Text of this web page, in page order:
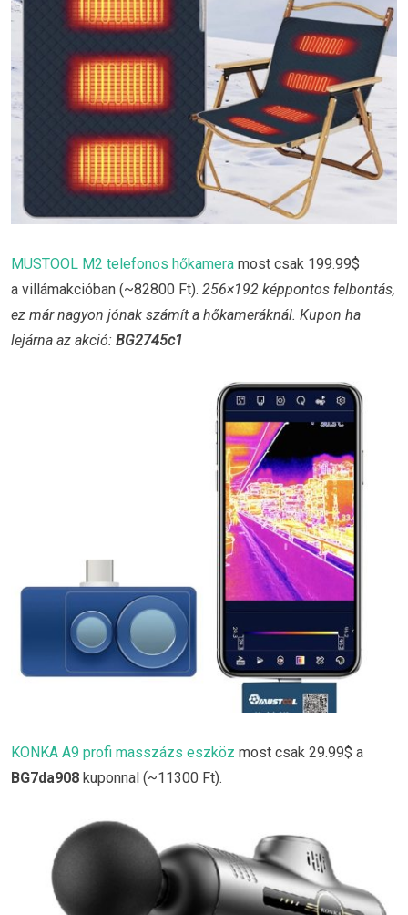
MUSTOOL M2 telefonos hőkamera most csak 199.99$
a villámakcióban (~82800 Ft). 256×192 képpontos felbontás,
ez már nagyon jónak számít a hőkameráknál. Kupon ha
lejárna az akció: BG2745c1
KONKA A9 profi masszázs eszköz most csak 29.99$ a
BG7da908 kuponnal (~11300 Ft).